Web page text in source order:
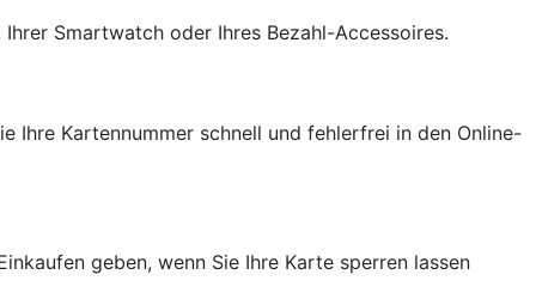
Smartwatch oder Ihres Bezahl-Accessoires.
Ihre Kartennummer schnell und fehlerfrei in den Online-
geben, wenn Sie Ihre Karte sperren lassen